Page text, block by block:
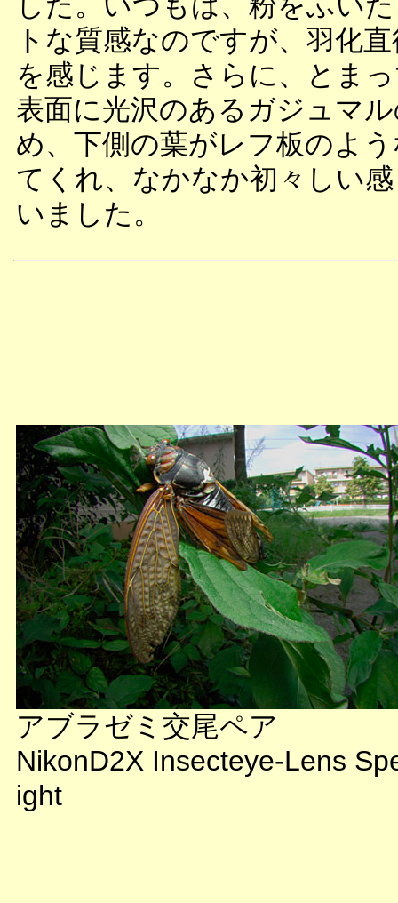
トな質感なのですが、羽化
を感じます。さらに、とま
表面に光沢のあるガジュマ
め、下側の葉がレフ板のよ
てくれ、なかなか初々しい
いました。
アブラゼミ交尾ペア
NikonD2X Insecteye-Lens
ight